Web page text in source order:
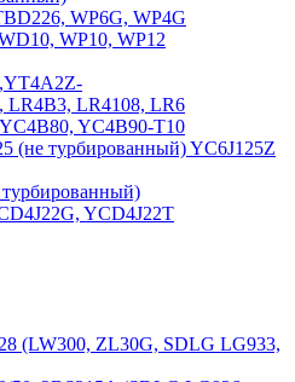
WP6G, WP4G
WP10, WP12
LR4B3, LR4108, LR6
YC4B90-T10
(не турбированный) YC6J125Z
YCD4J22T
ZL30G, SDLG LG933,